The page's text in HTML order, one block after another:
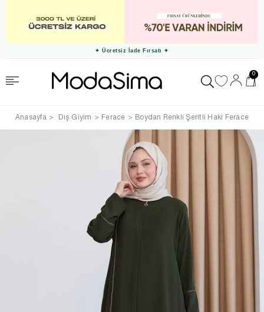
✦ Ücretsiz İade Fırsatı ✦
0
Anasayfa Dış Giyim Ferace Boydan Renkli Şeritli Haki Ferace